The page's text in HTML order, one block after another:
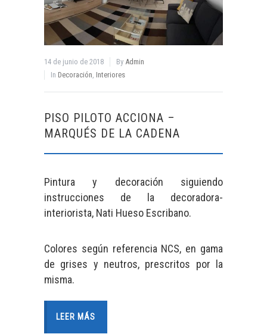
14 de junio de 2018 By Admin
In Decoración, Interiores
PISO PILOTO ACCIONA –
MARQUÉS DE LA CADENA
Pintura y decoración siguiendo
instrucciones de la decoradora-
interiorista, Nati Hueso Escribano.
Colores según referencia NCS, en gama
de grises y neutros, prescritos por la
misma.
LEER MÁS